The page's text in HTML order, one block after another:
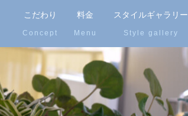
こだわり 料金 スタイルギャラリー